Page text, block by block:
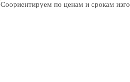
Соориентируем по ценам и срокам